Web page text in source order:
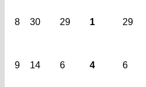
8 30 29 1 29
9 14 6 4 6